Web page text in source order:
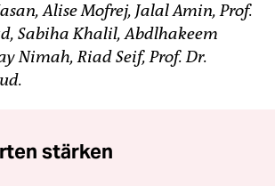
Alise Mofrej, Jalal Amin, Prof.
Sabiha Khalil, Abdlhakeem
Nimah, Riad Seif, Prof. Dr.
stärken